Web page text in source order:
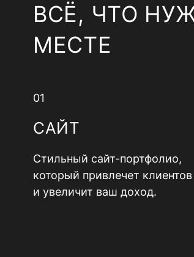
ВСЁ, ЧТО
МЕСТЕ
01
САЙТ
Стильный сайт-портфолио,
который привлечет клиентов
и увеличит ваш доход.